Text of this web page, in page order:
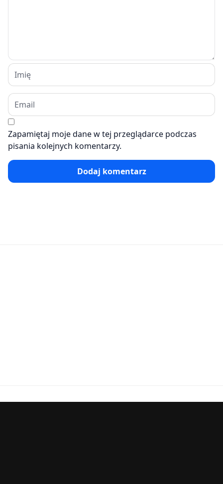
Zapamiętaj moje dane w tej przeglądarce podczas
pisania kolejnych komentarzy.
Dodaj komentarz